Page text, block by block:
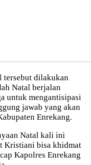
tersebut dilakukan
Natal berjalan
untuk mengantisipasi
jawab yang akan
Enrekang.
Natal kali ini
Kristiani bisa khidmat
Kapolres Enrekang